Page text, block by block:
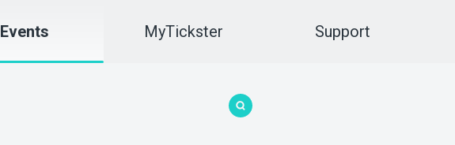
Events MyTickster Support